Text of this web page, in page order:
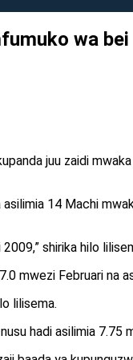
wa bei
juu zaidi
14 Machi
shirika hilo
mwezi Februari na
lilisema.
hadi asilimia 7.75